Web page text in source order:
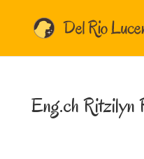
Eng.ch Ritzilyn